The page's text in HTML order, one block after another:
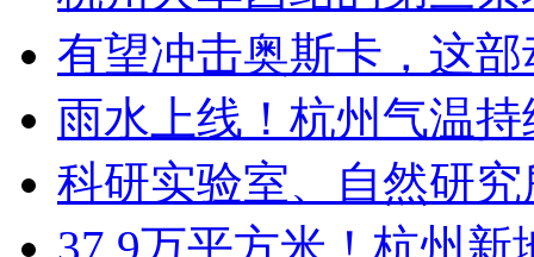
有望冲击奥斯卡，这
雨水上线！杭州气温
科研实验室、自然研